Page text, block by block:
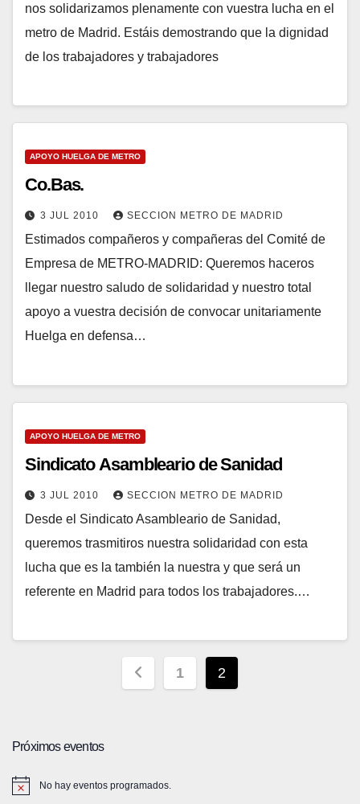
nos solidarizamos plenamente con vuestra lucha en el
metro de Madrid. Estáis demostrando que la dignidad
de los trabajadores y trabajadores
APOYO HUELGA DE METRO
Co.Bas.
3 JUL 2010 SECCION METRO DE MADRID
Estimados compañeros y compañeras del Comité de
Empresa de METRO-MADRID: Queremos haceros
llegar nuestro saludo de solidaridad y nuestro total
apoyo a vuestra decisión de convocar unitariamente
Huelga en defensa…
APOYO HUELGA DE METRO
Sindicato Asambleario de Sanidad
3 JUL 2010 SECCION METRO DE MADRID
Desde el Sindicato Asambleario de Sanidad,
queremos trasmitiros nuestra solidaridad con esta
lucha que es la también la nuestra y que será un
referente en Madrid para todos los trabajadores.…
Paginación
1 2
Próximos eventos
No hay eventos programados.